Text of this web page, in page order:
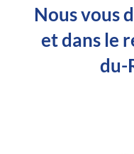
Nous vous
et dans le
du-